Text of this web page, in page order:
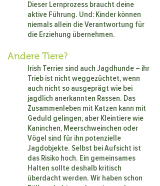
Dieser Lernprozess braucht deine
aktive Führung. Und: Kinder können
niemals allein die Verantwortung für
die Erziehung übernehmen.
Andere Tiere?
Irish Terrier sind auch Jagdhunde – ihr
Trieb ist nicht weggezüchtet, wenn
auch nicht so ausgeprägt wie bei
jagdlich anerkannten Rassen. Das
Zusammenleben mit Katzen kann mit
Geduld gelingen, aber Kleintiere wie
Kaninchen, Meerschweinchen oder
Vögel sind für ihn potenzielle
Jagdobjekte. Selbst bei Aufsicht ist
das Risiko hoch. Ein gemeinsames
Halten sollte deshalb kritisch
überdacht werden. Wir haben schon